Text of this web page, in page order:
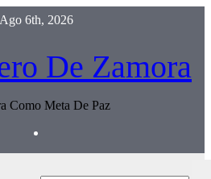
6th, 2026
De Zamora
Como Meta De Paz